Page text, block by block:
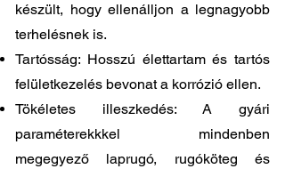
készült, hogy ellenálljon a legnagyobb
terhelésnek is.
Tartósság: Hosszú élettartam és tartós
felületkezelés bevonat a korrózió ellen.
Tökéletes illeszkedés: A gyári
paraméterekkkel mindenben
megegyező laprugó, rugóköteg és